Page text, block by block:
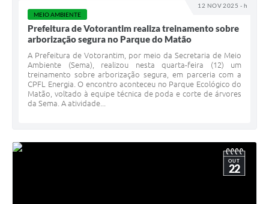
12 NOV 2025 - h
MEIO AMBIENTE
Prefeitura de Votorantim realiza treinamento sobre
arborização segura no Parque do Matão
A Prefeitura de Votorantim, por meio da Secretaria de Meio
Ambiente (Sema), realizou nesta quarta-feira (12) um
treinamento sobre arborização segura, em parceria com a
CPFL Energia. O encontro aconteceu no Parque Ecológico do
Matão, voltado à equipe técnica de poda e corte de árvores
da Sema. A atividade...
OUT
22